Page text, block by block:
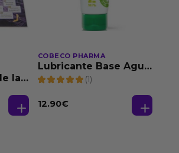
las
COBECO PHARMA
Lubricante Base Agua
100% Natural 125 ml
(1)
12.90€